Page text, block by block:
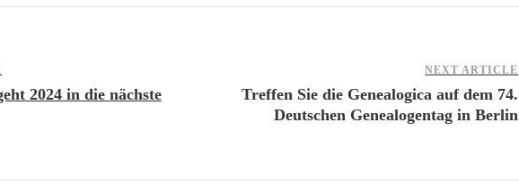
2024 in die nächste
NEXT ARTICLE
Treffen Sie die Genealogica auf dem 74.
Deutschen Genealogentag in Berlin